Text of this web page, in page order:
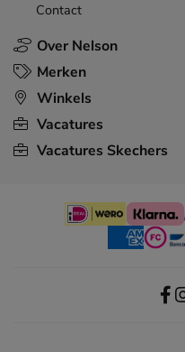
Over Nelson
Contact
Merken
Winkels
Vacatures
Vacatures Skechers